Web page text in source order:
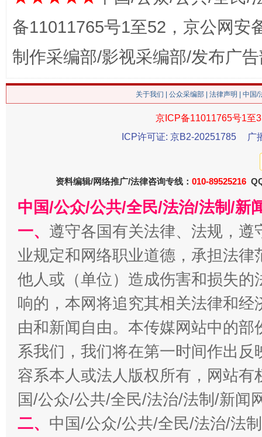
习近平的博鳌关键词
魏明亮
“刷贴”乱象丛生
生
备11011765号1至52，京公网安
制作采编部/影视采编部/发布广
关于我们 公众采编部 法律声明 | 中国
京ICP备11011765号1至
ICP许可证: 京B2-20251785
广
资料编辑/网络推广/法律咨询专线： 010-89525216
中国/公众/公共/全民/法治/法制/新
一、 遵守各国有关法律、法规，
业规定和网络职业道德，承担法
他人或（单位）造成伤害和损失
响的，本网将追究其相关法律和
由和新闻自由。本传媒网站中的
系我们，我们将在第一时间作出
容系本人或法人版权所有，网站
国/公众/公共/全民/法治/法制/新闻
二、 中国/公众/公共/全民/法治/法